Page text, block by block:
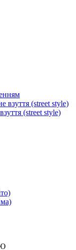
(street style)